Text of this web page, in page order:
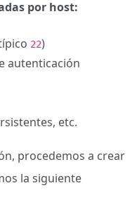
por host:
22)
autenticación
etc.
procedemos a crear
la siguiente